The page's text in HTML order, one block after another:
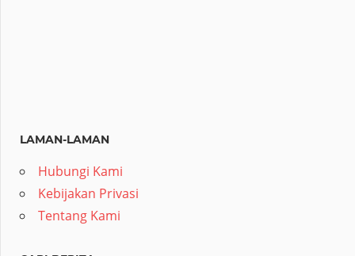
LAMAN-LAMAN
Hubungi Kami
Kebijakan Privasi